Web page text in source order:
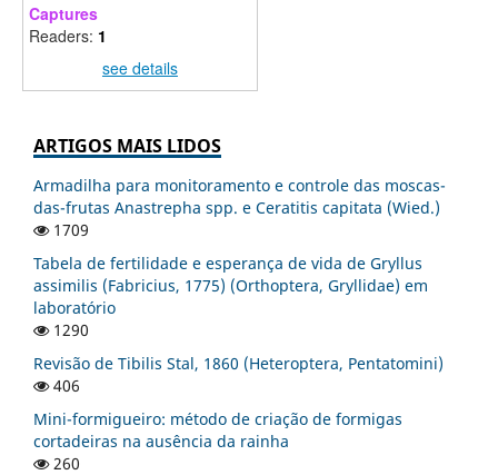
Captures
Readers: 1
see details
ARTIGOS MAIS LIDOS
Armadilha para monitoramento e controle das moscas-
das-frutas Anastrepha spp. e Ceratitis capitata (Wied.)
1709
Tabela de fertilidade e esperança de vida de Gryllus
assimilis (Fabricius, 1775) (Orthoptera, Gryllidae) em
laboratório
1290
Revisão de Tibilis Stal, 1860 (Heteroptera, Pentatomini)
406
Mini-formigueiro: método de criação de formigas
cortadeiras na ausência da rainha
260